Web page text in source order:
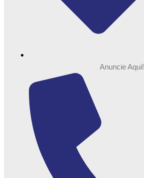
Anuncie Aqui!